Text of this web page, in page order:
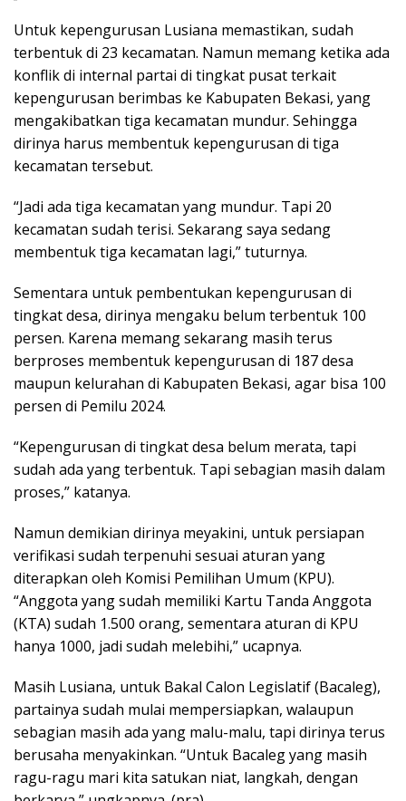
Untuk kepengurusan Lusiana memastikan, sudah
terbentuk di 23 kecamatan. Namun memang ketika ada
konflik di internal partai di tingkat pusat terkait
kepengurusan berimbas ke Kabupaten Bekasi, yang
mengakibatkan tiga kecamatan mundur. Sehingga
dirinya harus membentuk kepengurusan di tiga
kecamatan tersebut.
“Jadi ada tiga kecamatan yang mundur. Tapi 20
kecamatan sudah terisi. Sekarang saya sedang
membentuk tiga kecamatan lagi,” tuturnya.
Sementara untuk pembentukan kepengurusan di
tingkat desa, dirinya mengaku belum terbentuk 100
persen. Karena memang sekarang masih terus
berproses membentuk kepengurusan di 187 desa
maupun kelurahan di Kabupaten Bekasi, agar bisa 100
persen di Pemilu 2024.
“Kepengurusan di tingkat desa belum merata, tapi
sudah ada yang terbentuk. Tapi sebagian masih dalam
proses,” katanya.
Namun demikian dirinya meyakini, untuk persiapan
verifikasi sudah terpenuhi sesuai aturan yang
diterapkan oleh Komisi Pemilihan Umum (KPU).
“Anggota yang sudah memiliki Kartu Tanda Anggota
(KTA) sudah 1.500 orang, sementara aturan di KPU
hanya 1000, jadi sudah melebihi,” ucapnya.
Masih Lusiana, untuk Bakal Calon Legislatif (Bacaleg),
partainya sudah mulai mempersiapkan, walaupun
sebagian masih ada yang malu-malu, tapi dirinya terus
berusaha menyakinkan. “Untuk Bacaleg yang masih
ragu-ragu mari kita satukan niat, langkah, dengan